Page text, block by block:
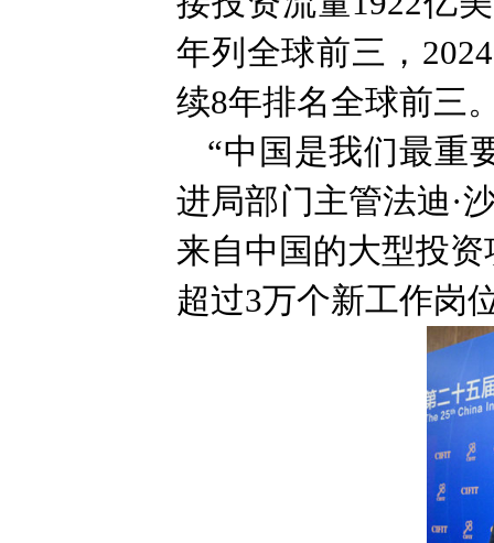
年列全球前三，
续8年排名全球前三
“中国是我们最重
进局部门主管法迪·
来自中国的大型投
超过3万个新工作岗